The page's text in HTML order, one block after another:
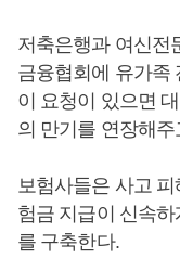
저축은행과 여신전
금융협회에 유가족
이 요청이 있으면
의 만기를 연장해
보험사들은 사고
험금 지급이 신속하
를 구축한다.